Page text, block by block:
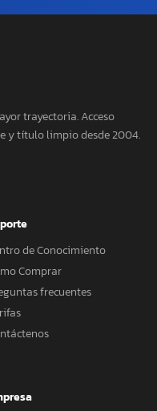
trayectoria. Acceso
y título limpio desde 2004.
de Conocimiento
Comprar
frecuentes